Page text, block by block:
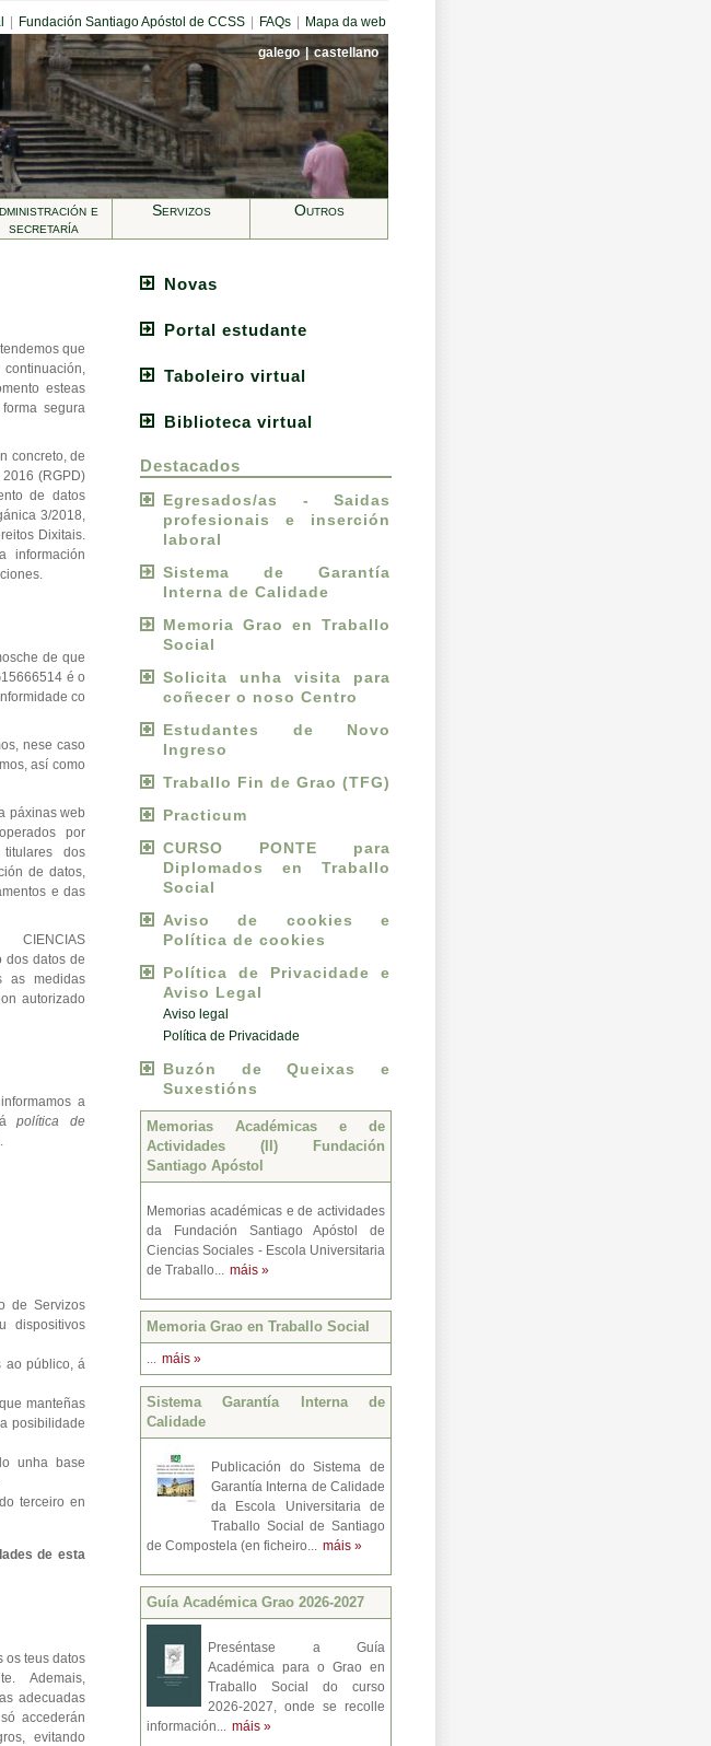
Fundación Santiago Apóstol de CCSS FAQs
Mapa da web
galego|castellano
e
secretarí­a
Servizos Outros
que
esteas
segura
concreto, de
(RGPD)
de datos
3/2018,
Dixitais.
información
de que
é o
co
nese caso
así como
páxinas web
por
titulares dos
de datos,
e das
dos datos de
as medidas
autorizado
a
ápolítica de
de Servizos
dispositivos
ao público, á
manteñas
posibilidade
unha base
terceiro en
de esta
os teus datos
Ademais,
adecuadas
accederán
evitando
Novas
Portal estudante
Taboleiro virtual
Biblioteca virtual
Destacados
Egresados/as - Saidas
profesionais e inserción
laboral
Sistema de Garantía
Interna de Calidade
Memoria Grao en Traballo
Social
Solicita unha visita para
coñecer o noso Centro
Estudantes de Novo
Ingreso
Traballo Fin de Grao (TFG)
Practicum
CURSO PONTE para
Diplomados en Traballo
Social
Aviso de cookies e
Política de cookies
Política de Privacidade e
Aviso Legal
Aviso legal
Política de Privacidade
Buzón de Queixas e
Suxestións
Memorias Académicas e de
Actividades (II) Fundación
Santiago Apóstol
Memorias académicas e de actividades
da Fundación Santiago Apóstol de
Ciencias Sociales - Escola Universitaria
de Traballo... máis »
Memoria Grao en Traballo Social
... máis »
Sistema Garantía Interna de
Calidade
Publicación do Sistema de
Garantía Interna de Calidade
da Escola Universitaria de
Traballo Social de Santiago
de Compostela (en ficheiro... máis »
Guí­a Académica Grao 2026-2027
Preséntase a Guía
Académica para o Grao en
Traballo Social do curso
2026-2027, onde se recolle
información... máis »